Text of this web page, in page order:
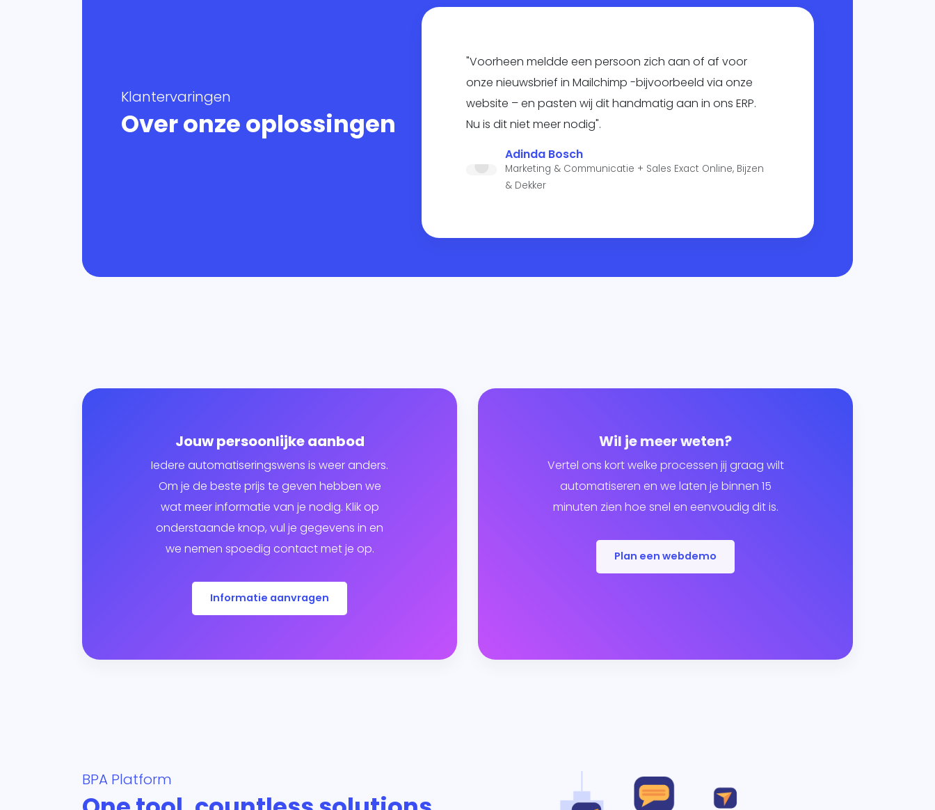
Klantervaringen
Over onze oplossingen
"Voorheen meldde een persoon zich aan of af voor
onze nieuwsbrief in Mailchimp -bijvoorbeeld via onze
website – en pasten wij dit handmatig aan in ons ERP.
Nu is dit niet meer nodig".
Adinda Bosch
Marketing & Communicatie + Sales Exact Online, Bijzen
& Dekker
Jouw persoonlijke aanbod
Iedere automatiseringswens is weer anders.
Om je de beste prijs te geven hebben we
wat meer informatie van je nodig. Klik op
onderstaande knop, vul je gegevens in en
we nemen spoedig contact met je op.
Informatie aanvragen
Wil je meer weten?
Vertel ons kort welke processen jij graag wilt
automatiseren en we laten je binnen 15
minuten zien hoe snel en eenvoudig dit is.
Plan een webdemo
BPA Platform